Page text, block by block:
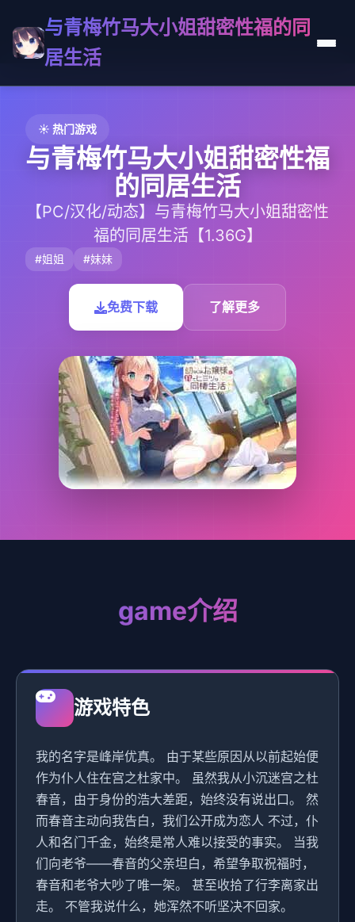
与青梅竹马大小姐甜密性福的同
居生活
☀️ 热门游戏
与青梅竹马大小姐甜密性福
的同居生活
【PC/汉化/动态】与青梅竹马大小姐甜密性
福的同居生活【1.36G】
#姐姐 #妹妹
免费下载 了解更多
game介绍
游戏特色
我的名字是峰岸优真。 由于某些原因从以前起始便
作为仆人住在宫之杜家中。 虽然我从小沉迷宫之杜
春音，由于身份的浩大差距，始终没有说出口。 然
而春音主动向我告白，我们公开成为恋人 不过，仆
人和名门千金，始终是常人难以接受的事实。 当我
们向老爷——春音的父亲坦白，希望争取祝福时，
春音和老爷大吵了唯一架。 甚至收拾了行李离家出
走。 不管我说什么，她浑然不听坚决不回家。